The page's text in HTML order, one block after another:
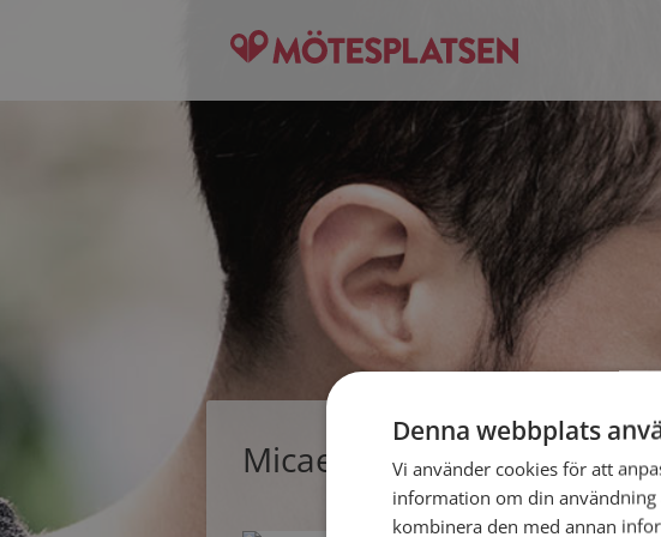
Micael, singelman från
Denna webbplats
Vi använder cookies för att
information om din användning
kombinera den med annan